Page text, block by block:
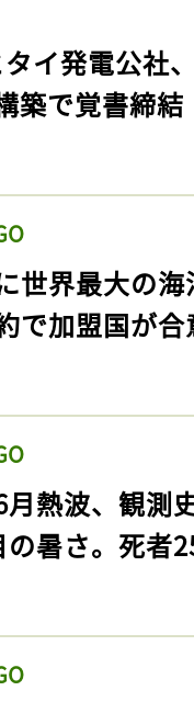
タイ発電公社
築で覚書締結
世界最大の
で加盟国が合
月熱波、観
暑さ。死者
会員登録